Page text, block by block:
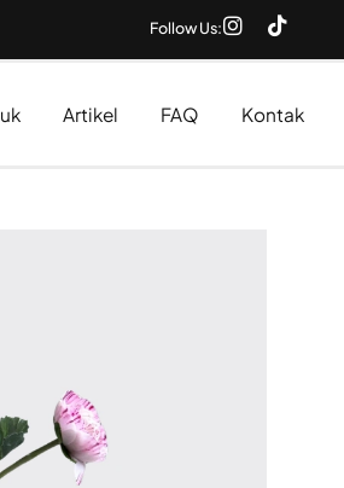
Follow Us:
Artikel FAQ Kontak